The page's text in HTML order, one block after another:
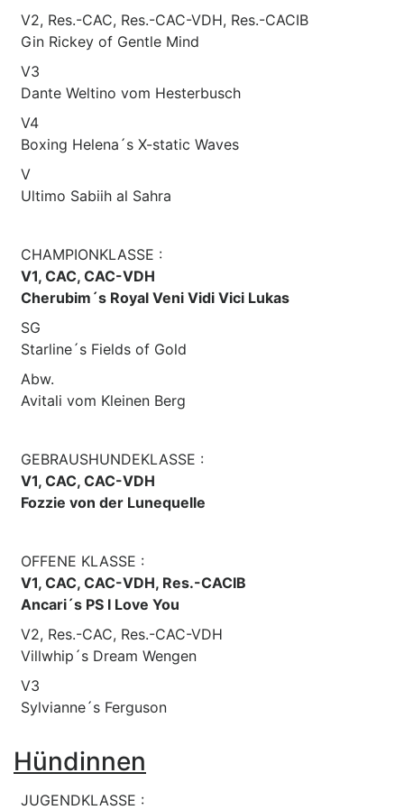
V2, Res.-CAC, Res.-CAC-VDH, Res.-CACIB
Gin Rickey of Gentle Mind
V3
Dante Weltino vom Hesterbusch
V4
Boxing Helena´s X-static Waves
V
Ultimo Sabiih al Sahra
CHAMPIONKLASSE :
V1, CAC, CAC-VDH
Cherubim´s Royal Veni Vidi Vici Lukas
SG
Starline´s Fields of Gold
Abw.
Avitali vom Kleinen Berg
GEBRAUSHUNDEKLASSE :
V1, CAC, CAC-VDH
Fozzie von der Lunequelle
OFFENE KLASSE :
V1, CAC, CAC-VDH, Res.-CACIB
Ancari´s PS I Love You
V2, Res.-CAC, Res.-CAC-VDH
Villwhip´s Dream Wengen
V3
Sylvianne´s Ferguson
Hündinnen
JUGENDKLASSE :